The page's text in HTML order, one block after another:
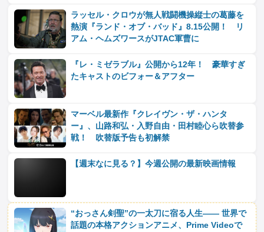
ラッセル・クロウが無人戦闘機操縦士の葛藤を
熱演『ランド・オブ・バッド』8.15公開！ リ
アム・ヘムズワースがJTAC軍曹に
『レ・ミゼラブル』公開から12年！ 豪華すぎ
たキャストのビフォー＆アフター
マーベル最新作『クレイヴン・ザ・ハンタ
ー』、山路和弘・入野自由・田村睦心ら吹替参
戦！ 吹替版予告も初解禁
【週末なに見る？】今週公開の最新映画情報
“おっさん剣聖”の一太刀に宿る人生―― 世界で
話題の本格アクションアニメ、Prime Videoで